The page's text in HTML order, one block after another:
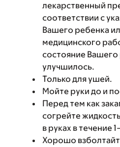
лекарственный
соответствии с
Вашего ребенка
медицинского
состояние Вашего
улучшилось.
Только для ушей.
Мойте руки до и
Перед тем как
согрейте
в руках в течение
Хорошо